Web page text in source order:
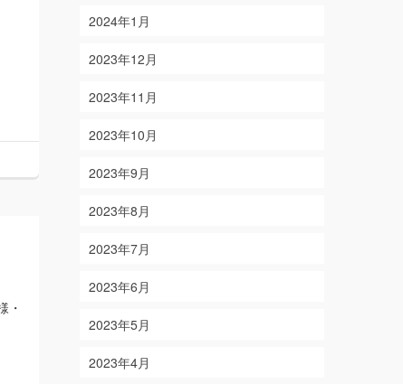
・
2024年1月
2023年12月
2023年11月
2023年10月
2023年9月
2023年8月
2023年7月
2023年6月
2023年5月
2023年4月